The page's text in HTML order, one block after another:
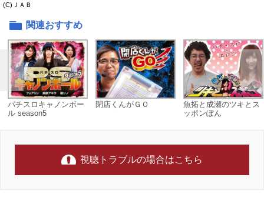
(C)ＪＡＢ
関連おすすめ
パチスロキャノンボー
ル season5
閉店くんがＧＯ
魚拓と成瀬のツキとス
ッポンぽん
視聴トラブルの場合はこちら